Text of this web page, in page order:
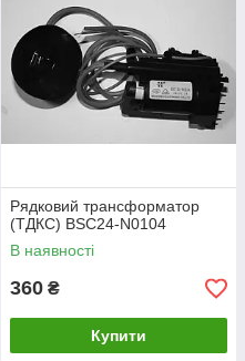
Рядковий трансформатор
(ТДКС) BSC24-N0104
В наявності
360 ₴
Купити